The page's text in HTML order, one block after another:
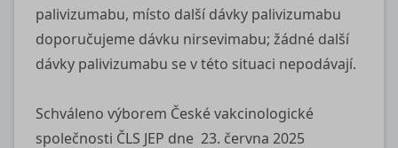
palivizumabu, místo další dávky palivizumabu
doporučujeme dávku nirsevimabu; žádné další
dávky palivizumabu se v této situaci nepodávají.
Schváleno výborem České vakcinologické
společnosti ČLS JEP dne 23. června 2025